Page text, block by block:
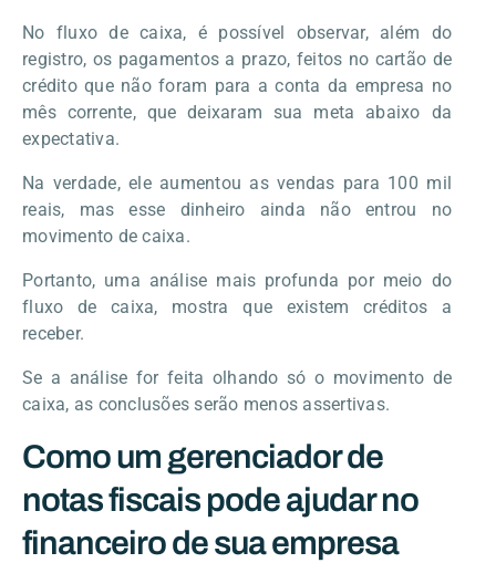
No fluxo de caixa, é possível observar, além do
registro, os pagamentos a prazo, feitos no cartão de
crédito que não foram para a conta da empresa no
mês corrente, que deixaram sua meta abaixo da
expectativa.
Na verdade, ele aumentou as vendas para 100 mil
reais, mas esse dinheiro ainda não entrou no
movimento de caixa.
Portanto, uma análise mais profunda por meio do
fluxo de caixa, mostra que existem créditos a
receber.
Se a análise for feita olhando só o movimento de
caixa, as conclusões serão menos assertivas.
Como um gerenciador de
notas fiscais pode ajudar no
financeiro de sua empresa